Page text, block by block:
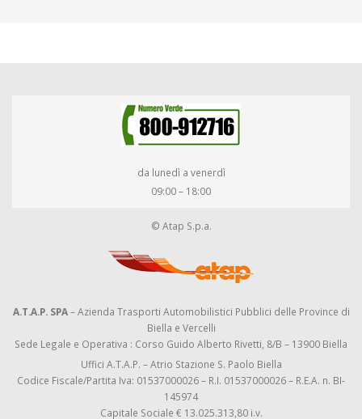
da lunedì a venerdì
09:00 – 18:00
© Atap S.p.a.
A.T.A.P. SPA– Azienda Trasporti Automobilistici Pubblici delle Province di
Biella e Vercelli
Sede Legale e Operativa : Corso Guido Alberto Rivetti, 8/B – 13900 Biella
Uffici A.T.A.P. – Atrio Stazione S. Paolo Biella
Codice Fiscale/Partita Iva: 01537000026 – R.I. 01537000026 – R.E.A. n. BI-
145974
Capitale Sociale € 13.025.313,80 i.v.